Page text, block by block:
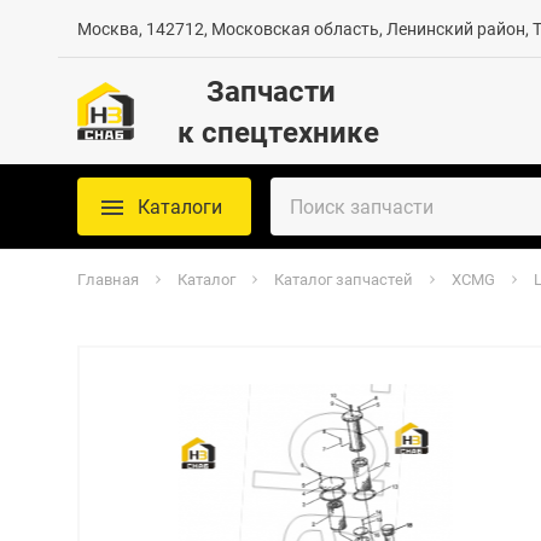
Москва, 142712, Московская область, Ленинский район,
Запчасти
к спецтехнике
Каталоги
Главная Каталог Каталог запчастей XCMG